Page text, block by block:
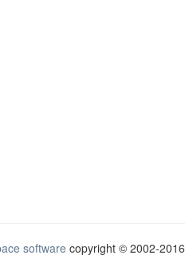
software copyright © 2002-2016